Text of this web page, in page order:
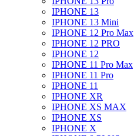
IPHONE 13
IPHONE 13 Mini
IPHONE 12 Pro Max
IPHONE 12 PRO
IPHONE 12
IPHONE 11 Pro Max
IPHONE 11 Pro
IPHONE 11
IPHONE XR
IPHONE XS MAX
IPHONE XS
IPHONE X